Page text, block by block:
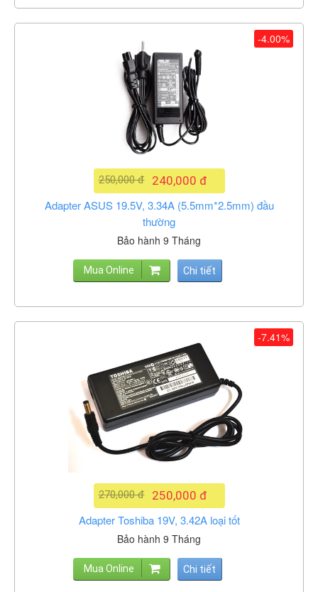
240,000 đ
250,000 đ
Adapter ASUS 19.5V, 3.34A (5.5mm*2.5mm) đầu
thường
Bảo hành 9 Tháng
Mua Online Chi tiết
-4.00%
250,000 đ
270,000 đ
Adapter Toshiba 19V, 3.42A loại tốt
Bảo hành 9 Tháng
Mua Online Chi tiết
-7.41%